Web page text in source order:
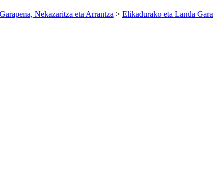
Nekazaritza eta Arrantza > Elikadurako eta Landa